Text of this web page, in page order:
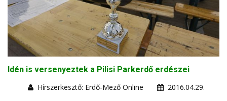
Idén is versenyeztek a Pilisi Parkerdő erdészei
Hírszerkesztő: Erdő-Mező Online
2016.04.29.